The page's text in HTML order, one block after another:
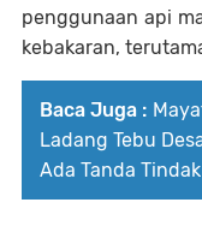
penggunaan api
kebakaran,
Baca Juga :
Ladang Tebu
Ada Tanda